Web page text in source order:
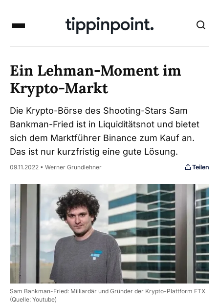
Ein Lehman-Moment im
Krypto-Markt
Die Krypto-Börse des Shooting-Stars Sam
Bankman-Fried ist in Liquiditätsnot und bietet
sich dem Marktführer Binance zum Kauf an.
Das ist nur kurzfristig eine gute Lösung.
09.11.2022 • Werner Grundlehner Teilen
Sam Bankman-Fried: Milliardär und Gründer der Krypto-Plattform FTX
(Quelle: Youtube)